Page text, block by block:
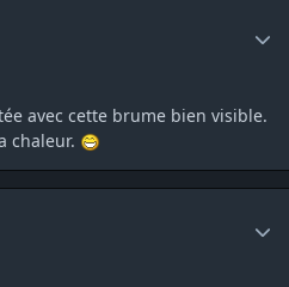
avec cette brume bien visible.
chaleur.